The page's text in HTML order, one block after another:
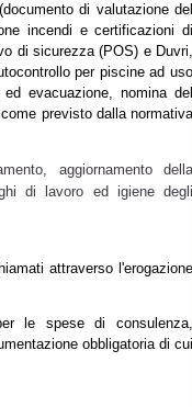
di valutazione del
incendi e certificazioni di
di sicurezza (POS) e Duvri,
per piscine ad uso
evacuazione, nomina del
previsto dalla normativa
aggiornamento della
di lavoro ed igiene degli
attraverso l'erogazione
le spese di consulenza,
obbligatoria di cui